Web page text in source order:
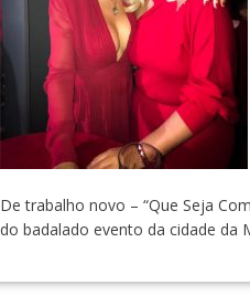
De trabalho novo – “Que Seja
do badalado evento da cidade da